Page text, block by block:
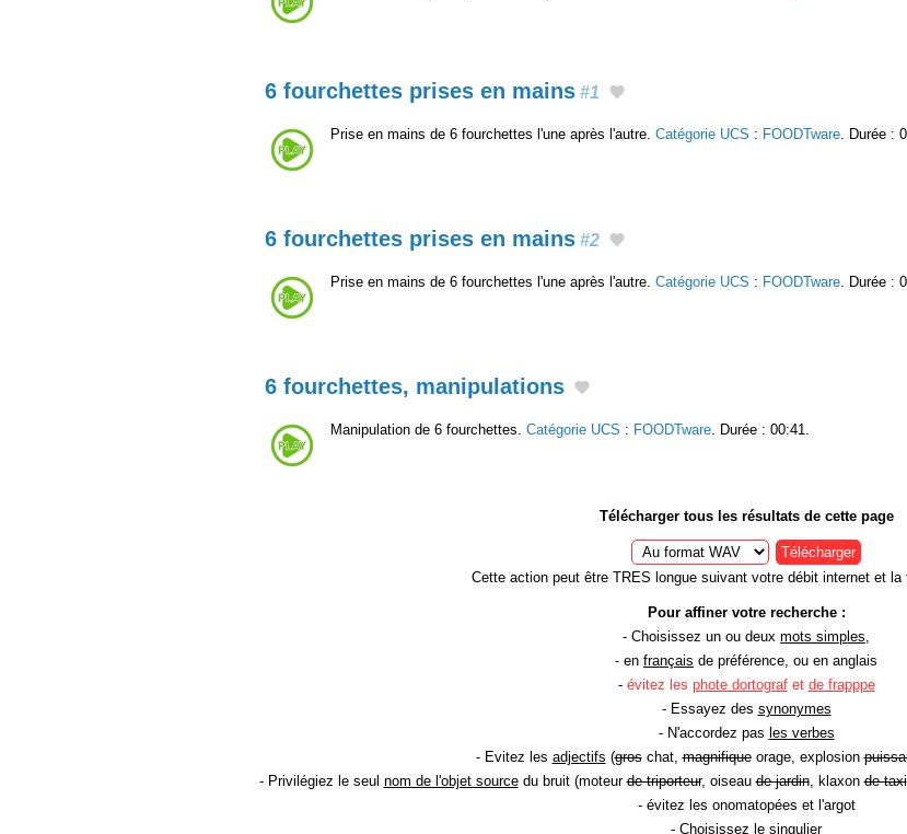
6 fourchettes prises en mains #1
Prise en mains de 6 fourchettes l'une après l'autre. Catégorie UCS : FOODTware. Durée :
6 fourchettes prises en mains #2
Prise en mains de 6 fourchettes l'une après l'autre. Catégorie UCS : FOODTware . Durée :
6 fourchettes, manipulations
Manipulation de 6 fourchettes. Catégorie UCS : FOODTware . Durée : 00:41.
Télécharger tous les résultats de cette page
Télécharger
Cette action peut être TRES longue suivant votre débit internet et
Pour affiner votre recherche :
- Choisissez un ou deux mots simples
- en français de préférence, ou en anglais
- évitez les phote dortografet de frapppe
- Essayez des synonymes
- N'accordez pas les verbes
- Evitez les adjectifs (groschat,magnifiqueorage, explosion
- Privilégiez le seul nom de l'objet sourcedu bruit (moteurde triporteur, oiseaude jardin, klaxonde taxi
- évitez les onomatopées et l'argot
- Choisissez le singulier